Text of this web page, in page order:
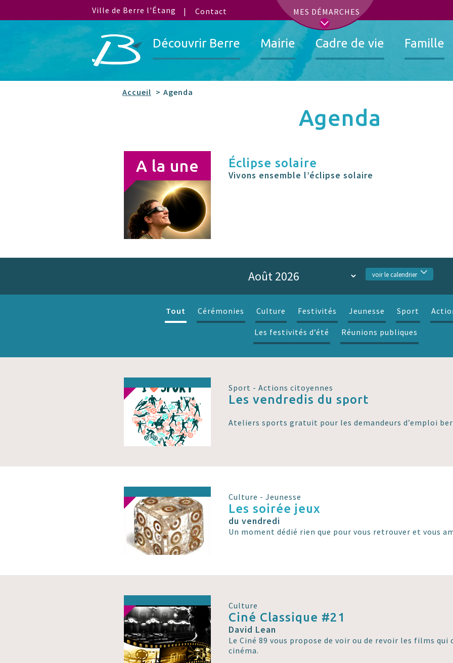
Ville de Berre l'Étang MES DÉMARCHES
Contact
Découvrir Berre Mairie Cadre de vie Famille
Accueil Agenda
Agenda
A la une Éclipse solaire
Vivons ensemble l’éclipse solaire
voir le calendrier
Tout Cérémonies Culture Festivités Jeunesse Sport
Les festivités d’été Réunions publiques
Sport - Actions citoyennes
Les vendredis du sport
Ateliers sports gratuit pour les demandeurs d’emploi
Culture - Jeunesse
Les soirée jeux
du vendredi
Un moment dédié rien que pour vous retrouver et vous
Culture
Ciné Classique #21
David Lean
Le Ciné 89 vous propose de voir ou de revoir les films
cinéma.